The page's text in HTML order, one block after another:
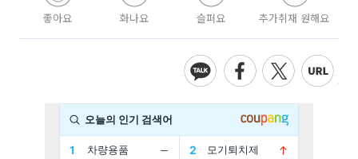
좋아요 화나요 슬퍼요 추가취재 원해요